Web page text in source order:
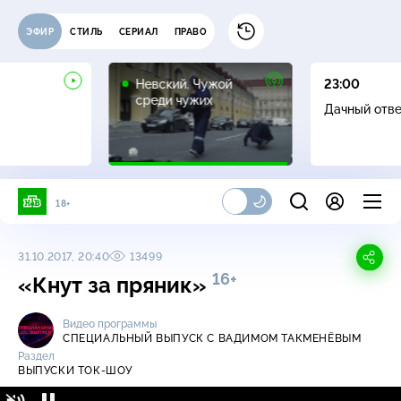
ЭФИР СТИЛЬ СЕРИАЛ ПРАВО
Невский. Чужой
среди чужих
16+
23:00
Дачный
18+
31.10.2017, 20:40 13499
«Кнут за пряник» 16+
Видео программы
СПЕЦИАЛЬНЫЙ ВЫПУСК С ВАДИМОМ ТАКМЕНЁВЫМ
Раздел
ВЫПУСКИ ТОК-ШОУ